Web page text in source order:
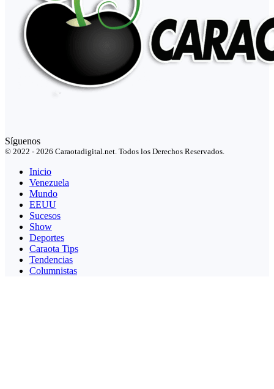
Síguenos
© 2022 - 2026 Caraotadigital.net. Todos los Derechos Reservados.
Inicio
Venezuela
Mundo
EEUU
Sucesos
Show
Deportes
Caraota Tips
Tendencias
Columnistas